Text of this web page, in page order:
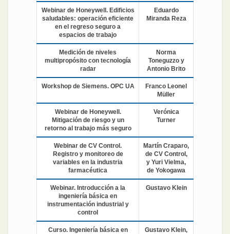
Webinar de Honeywell. Edificios
saludables: operación eficiente
en el regreso seguro a
espacios de trabajo
Eduardo
Miranda Reza
Medición de niveles
multipropósito con tecnología
radar
Norma
Toneguzzo y
Antonio Brito
Workshop de Siemens. OPC UA
Franco Leonel
Müller
Webinar de Honeywell.
Mitigación de riesgo y un
retorno al trabajo más seguro
Verónica
Turner
Webinar de CV Control.
Registro y monitoreo de
variables en la industria
farmacéutica
Martín Craparo,
de CV Control,
y Yuri Vielma,
de Yokogawa
Webinar. Introducción a la
ingeniería básica en
instrumentación industrial y
control
Gustavo Klein
Curso. Ingeniería básica en
Gustavo Klein,